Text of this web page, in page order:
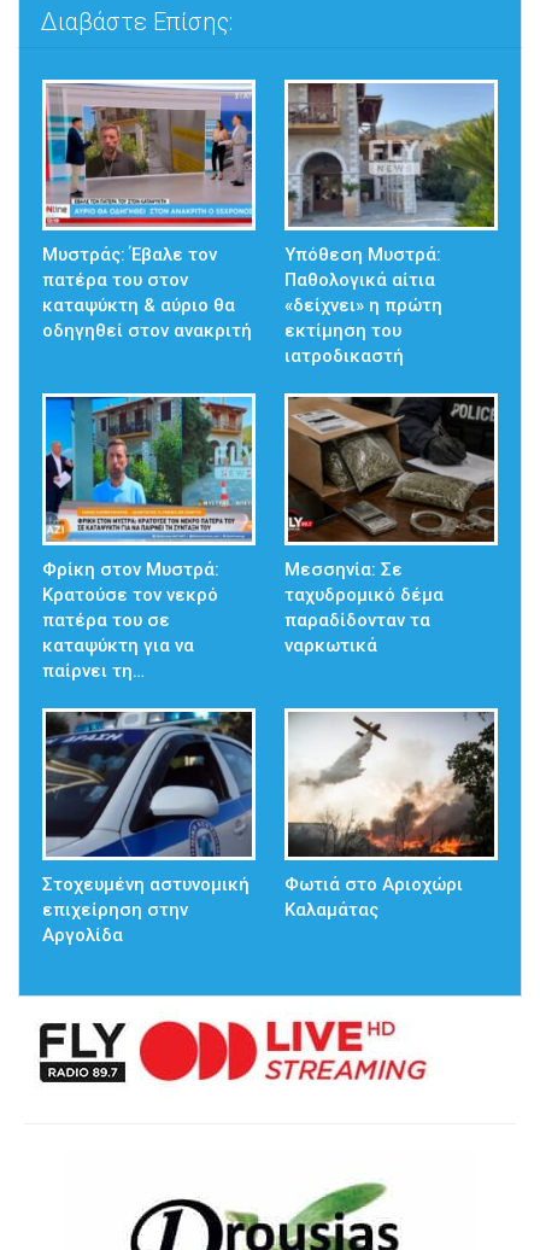
Διαβάστε Επίσης:
Μυστράς: Έβαλε τον
πατέρα του στον
καταψύκτη & αύριο θα
οδηγηθεί στον ανακριτή
Υπόθεση Μυστρά:
Παθολογικά αίτια
«δείχνει» η πρώτη
εκτίμηση του
ιατροδικαστή
Φρίκη στον Μυστρά:
Κρατούσε τον νεκρό
πατέρα του σε
καταψύκτη για να
παίρνει τη…
Μεσσηνία: Σε
ταχυδρομικό δέμα
παραδίδονταν τα
ναρκωτικά
Στοχευμένη αστυνομική
επιχείρηση στην
Αργολίδα
Φωτιά στο Αριοχώρι
Καλαμάτας